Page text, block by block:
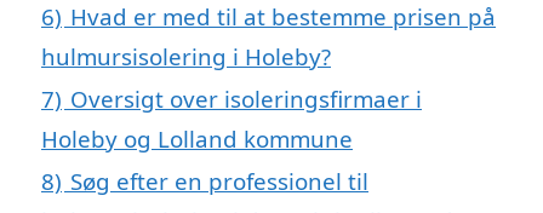
6) Hvad er med til at bestemme prisen på
hulmursisolering i Holeby?
7) Oversigt over isoleringsfirmaer i
Holeby og Lolland kommune
8) Søg efter en professionel til